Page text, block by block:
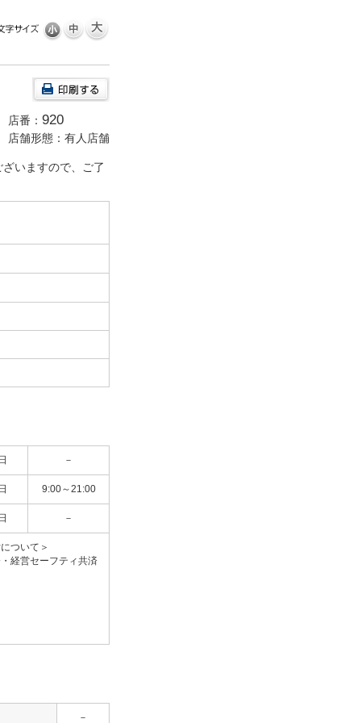
店番： 920
店舗形態：有人店舗
いますので、ご了
－
9:00～21:00
－
ついて＞
経営セーフティ共済
－